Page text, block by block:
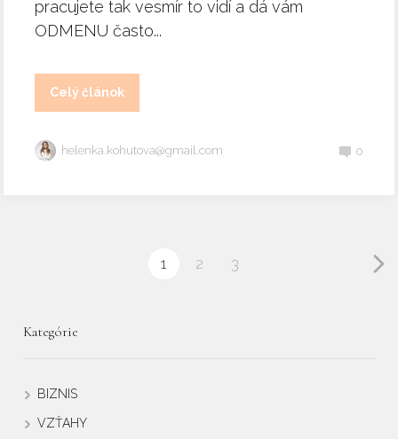
pracujete tak vesmír to vidí a dá vám
ODMENU často...
Celý článok
helenka.kohutova@gmail.com 0
1 2 3
Kategórie
BIZNIS
VZŤAHY